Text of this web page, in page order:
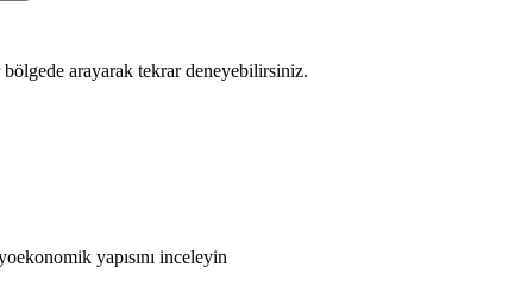
arayarak tekrar deneyebilirsiniz.
yapısını inceleyin